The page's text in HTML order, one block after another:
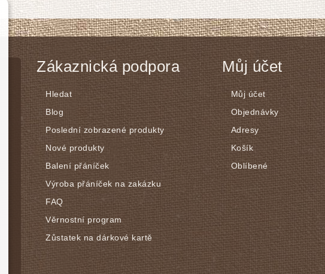
Zákaznická podpora
Hledat
Blog
Poslední zobrazené produkty
Nové produkty
Balení přáníček
Výroba přáníček na zakázku
FAQ
Věrnostní program
Zůstatek na dárkové kartě
Můj účet
Můj účet
Objednávky
Adresy
Košík
Oblíbené